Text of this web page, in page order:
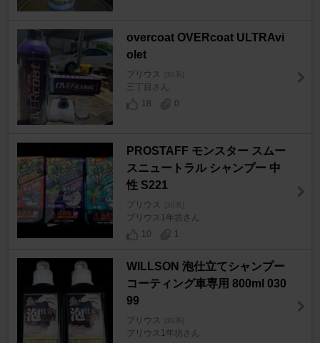
overcoat OVERcoat ULTRAvi
olet
プリウス [30系]
三丁目さん
18
0
PROSTAFF モンスター スムー
スニュートラル シャンプー 中
性 S221
プリウス [30系]
プリウス1年坊さん
10
1
WILLSON 泡仕立てシャンプー
コーティング車専用 800ml 030
99
プリウス [30系]
プリウス1年坊さん